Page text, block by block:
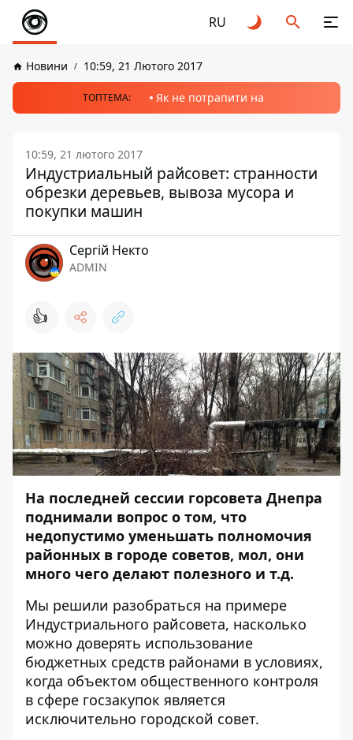
RU
Новини 10:59, 21 Лютого 2017
ТОПТЕМА: Як не потрапити на
10:59, 21 лютого 2017
Индустриальный райсовет: странности
обрезки деревьев, вывоза мусора и
покупки машин
Сергій Некто
ADMIN
👍
На последней сессии горсовета Днепра
поднимали вопрос о том, что
недопустимо уменьшать полномочия
районных в городе советов, мол, они
много чего делают полезного и т.д.
Мы решили разобраться на примере
Индустриального райсовета, насколько
можно доверять использование
бюджетных средств районами в условиях,
когда объектом общественного контроля
в сфере госзакупок является
исключительно городской совет.